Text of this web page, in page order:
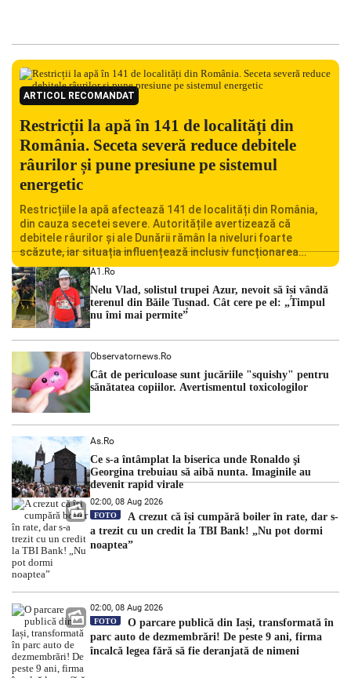
ARTICOL RECOMANDAT
Restricții la apă în 141 de localități din
România. Seceta severă reduce debitele
râurilor și pune presiune pe sistemul
energetic
Restricțiile la apă afectează 141 de localități din România,
din cauza secetei severe. Autoritățile avertizează că
debitele râurilor și ale Dunării rămân la niveluri foarte
scăzute, iar situația influențează inclusiv funcționarea
Centralei Nucleare de la Cernavodă. România se confruntă
cu una dintre cele mai dificile perioade din punct de vedere
hidrologic din ultimii ani. Lipsa […]
A1.ro
Nelu Vlad, solistul trupei Azur, nevoit să își vândă
terenul din Băile Tușnad. Cât cere pe el: „Timpul
nu îmi mai permite”
Observatornews.ro
Cât de periculoase sunt jucăriile "squishy" pentru
sănătatea copiilor. Avertismentul toxicologilor
As.ro
Ce s-a întâmplat la biserica unde Ronaldo şi
Georgina trebuiau să aibă nunta. Imaginile au
devenit rapid virale
02:00, 08 Aug 2026
FOTO
A crezut că își cumpără boiler în rate, dar s-
a trezit cu un credit la TBI Bank! „Nu pot dormi
noaptea”
02:00, 08 Aug 2026
FOTO
O parcare publică din Iași, transformată în
parc auto de dezmembrări! De peste 9 ani, firma
încalcă legea fără să fie deranjată de nimeni